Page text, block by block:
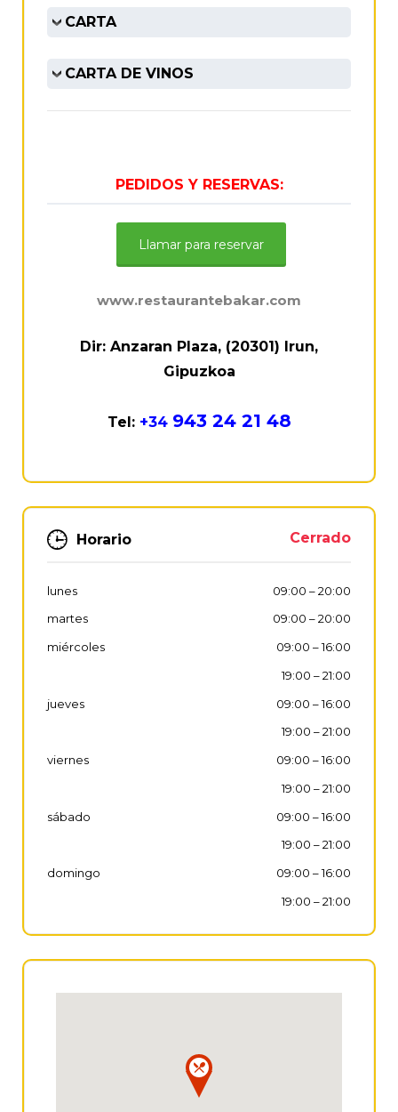
CARTA
CARTA DE VINOS
PEDIDOS Y RESERVAS:
Llamar para reservar
www.restaurantebakar.com
Dir: Anzaran Plaza, (20301) Irun,
Gipuzkoa
Tel: +34 943 24 21 48
Horario Cerrado
lunes 09:00 –20:00
martes
09:00 –20:00
miércoles
09:00 –16:00
19:00 –21:00
jueves
09:00 –16:00
19:00 –21:00
viernes
09:00 –16:00
19:00 –21:00
sábado
09:00 –16:00
19:00 –21:00
domingo
09:00 –16:00
19:00 –21:00